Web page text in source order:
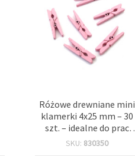
Różowe drewniane mini
klamerki 4x25 mm – 30
szt. – idealne do prac
plastycznych,
SKU: 830350